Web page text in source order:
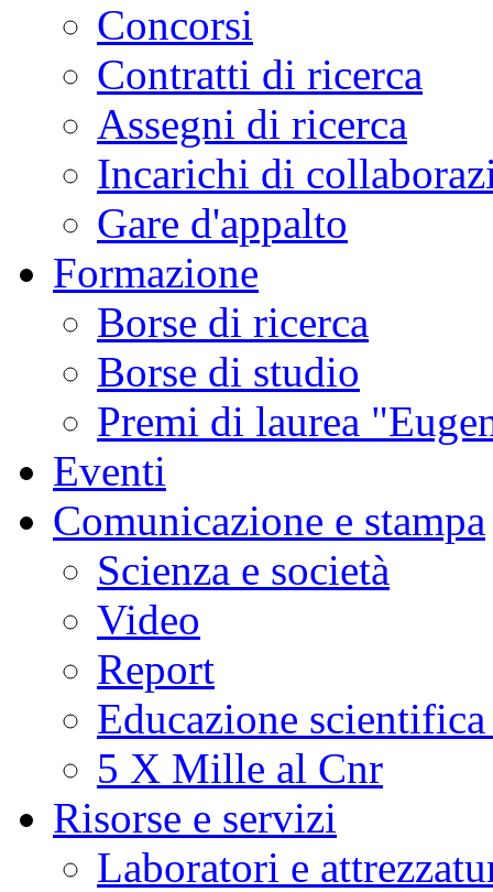
Concorsi
Contratti di ricerca
Assegni di ricerca
Incarichi di
Gare d'appalto
Formazione
Borse di ricerca
Borse di studio
Premi di laurea
Eventi
Comunicazione e stampa
Scienza e società
Video
Report
Educazione
5 X Mille al Cnr
Risorse e servizi
Laboratori e